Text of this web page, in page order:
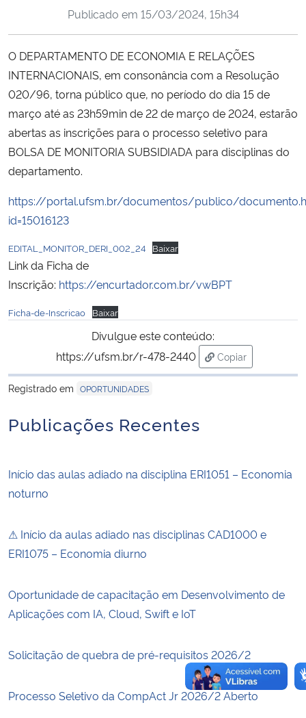
Ministério da Cidadania
Ministério de Minas e Energia
Ministério da Ciência, Tecnologia, Inovações e Comunicações
Ministério do Meio Ambiente
Controladoria-Geral da União
Secretaria de Governo
Publicado em 15/03/2024, 15h34
O DEPARTAMENTO DE ECONOMIA E RELAÇÕES
INTERNACIONAIS, em consonância com a Resolução
020/96, torna público que, no período do dia 15 de
março até as 23h59min de 22 de março de 2024, estarão
abertas as inscrições para o processo seletivo para
BOLSA DE MONITORIA SUBSIDIADA para disciplinas do
departamento.
https://portal.ufsm.br/documentos/publico/
id=15016123
EDITAL_MONITOR_DERI_002_24 Baixar
Link da Ficha de
Inscrição: https://encurtador.com.br/vwBPT
Ficha-de-Inscricao Baixar
Divulgue este conteúdo:
https://ufsm.br/r-478-2440
Copiar
para área de
Registrado em OPORTUNIDADES
Publicações Recentes
Início das aulas adiado na disciplina ERI1051 – Economia
noturno
⚠ Início da aulas adiado nas disciplinas CAD1000 e
ERI1075 – Economia diurno
Oportunidade de capacitação em Desenvolvimento de
Aplicações com IA, Cloud, Swift e IoT
Solicitação de quebra de pré-requisitos 2026/2
Processo Seletivo da CompAct Jr 2026/2 Aberto